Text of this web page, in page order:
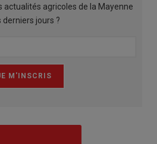
actualités agricoles de la Mayenne
derniers jours ?